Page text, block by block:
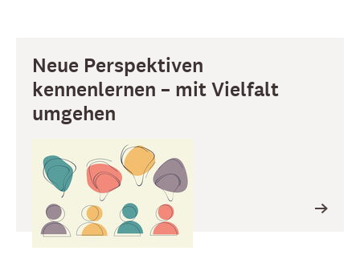
Neue Perspektiven
kennenlernen – mit Vielfalt
umgehen